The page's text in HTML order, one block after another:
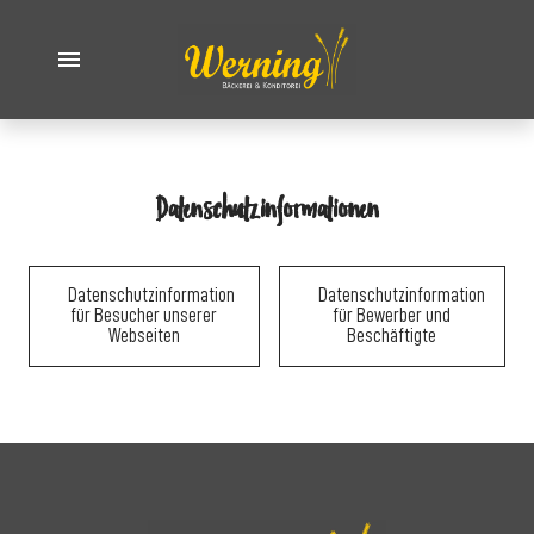
Datenschutzinformationen
Datenschutzinformation
für Besucher unserer
Webseiten
Datenschutzinformation
für Bewerber und
Beschäftigte